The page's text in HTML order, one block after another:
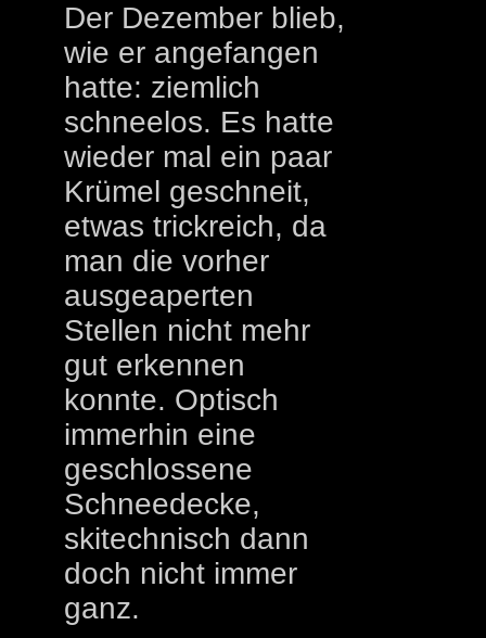
Der Dezember blieb,
wie er angefangen
hatte: ziemlich
schneelos. Es hatte
wieder mal ein paar
Krümel geschneit,
etwas trickreich, da
man die vorher
ausgeaperten
Stellen nicht mehr
gut erkennen
konnte. Optisch
immerhin eine
geschlossene
Schneedecke,
skitechnisch dann
doch nicht immer
ganz.